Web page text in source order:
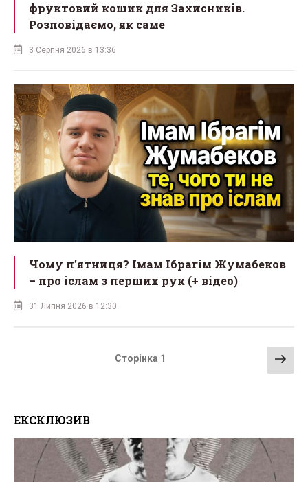
фруктовий кошик для Захисників.
Розповідаємо, як саме
3 Серпня 2026 в 13:36
Чому п’ятниця? Імам Ібрагім Жумабеков
– про іслам з перших рук (+ відео)
31 Липня 2026 в 12:30
Сторінка 1
ЕКСКЛЮЗИВ